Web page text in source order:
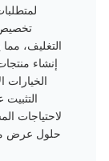
التغليف،
إنشاء
لاحتياجات
حلول عرض